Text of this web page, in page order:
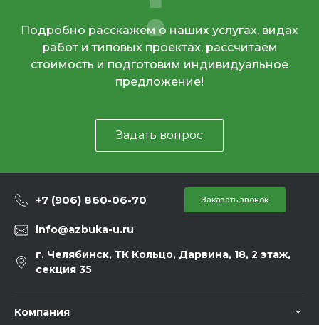
Подробно расскажем о наших услугах, видах
работ и типовых проектах, рассчитаем
стоимость и подготовим индивидуальное
предложение!
Задать вопрос
+7 (906) 860-06-70 Заказать звонок
info@azbuka-u.ru
г. Челябинск, ТК Кольцо, Дарвина, 18, 2 этаж,
секция 35
Компания